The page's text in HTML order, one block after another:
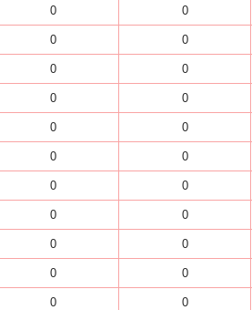
0 0
0 0
0 0
0 0
0 0
0 0
0 0
0 0
0 0
0 0
0 0